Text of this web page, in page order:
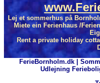
Lej et sommerhus på
Miete ein Ferienhaus /
Rent a private holiday
FerieBornholm.dk |
Udlejning